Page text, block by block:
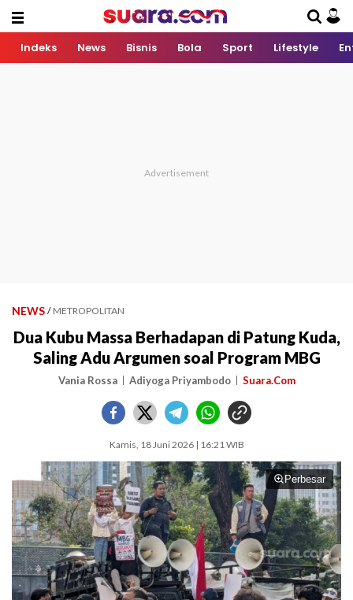
Indeks News Bisnis Bola Sport Lifestyle
NEWS / METROPOLITAN
Dua Kubu Massa Berhadapan di Patung Kuda,
Saling Adu Argumen soal Program MBG
Vania Rossa Adiyoga Priyambodo Suara.Com
Kamis, 18 Juni 2026 | 16:21 WIB
Perbesar